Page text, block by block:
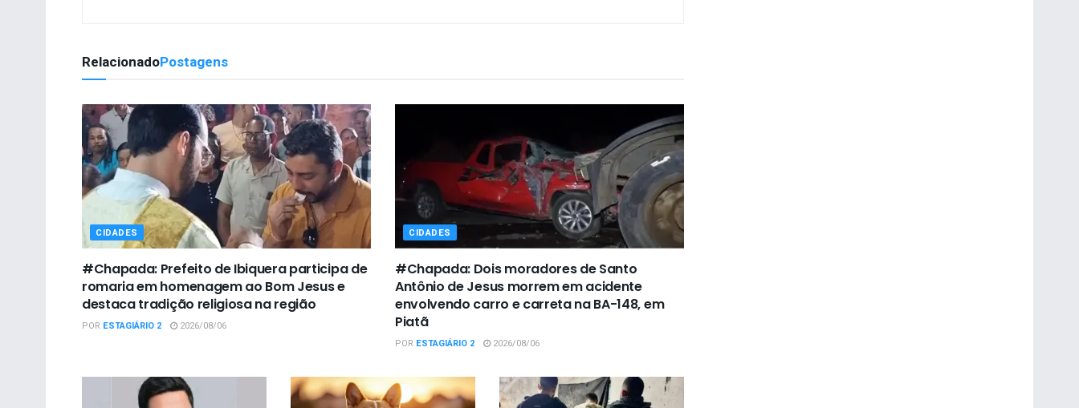
RelacionadoPostagens
CIDADES
#Chapada: Prefeito de Ibiquera participa de
romaria em homenagem ao Bom Jesus e
destaca tradição religiosa na região
POR ESTAGIÁRIO 2 2026/08/06
CIDADES
#Chapada: Dois moradores de Santo
Antônio de Jesus morrem em acidente
envolvendo carro e carreta na BA-148, em
Piatã
POR ESTAGIÁRIO 2 2026/08/06